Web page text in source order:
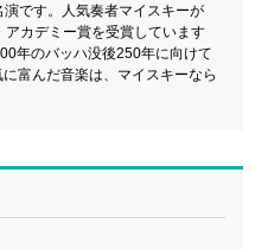
演です。人気奏者マイスキーが
カデミー賞を受賞しています
年のバッハ没後250年に向けて
富んだ音楽は、マイスキーなら